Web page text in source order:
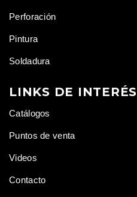
Perforación
Pintura
Soldadura
LINKS DE INTERÉS
Catálogos
Puntos de venta
Videos
Contacto